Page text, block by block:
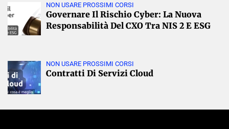
NON USARE PROSSIMI CORSI
Governare Il Rischio Cyber: La Nuova
Responsabilità Del CXO Tra NIS 2 E ESG
NON USARE PROSSIMI CORSI
Contratti Di Servizi Cloud